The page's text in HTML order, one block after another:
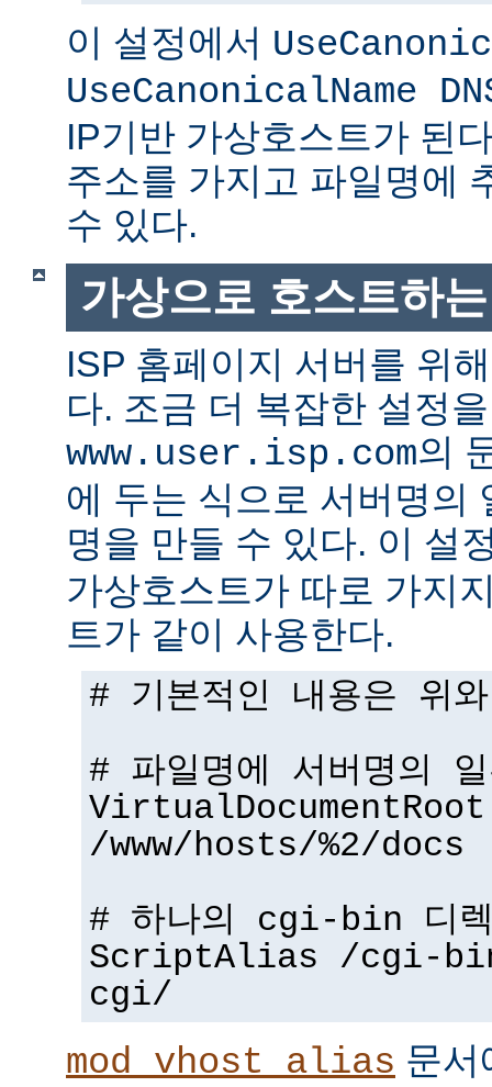
이 설정에서
UseCanonicalName
IP기반 가상호스트가 된
주소를 가지고 파일명에
수 있다.
가상으로 호스트하
ISP 홈페이지 서버를 위
다. 조금 더 복잡한 설정
www.user.isp.com의
에 두는 식으로 서버명의
명을 만들 수 있다. 이 설
가상호스트가 따로 가지
트가 같이 사용한다.
# 기본적인 내용은 위
# 파일명에 서버명의
VirtualDocumentRoot
/www/hosts/%2/docs
# 하나의 cgi-bin 디렉
ScriptAlias /cgi-
cgi/
mod_vhost_alias 문서